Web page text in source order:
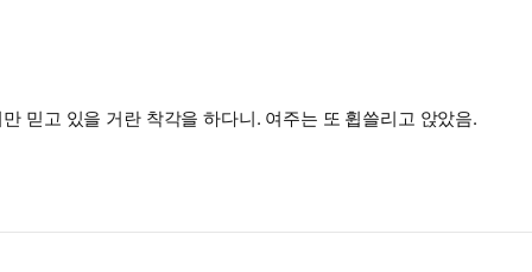
믿고 있을 거란 착각을 하다니. 여주는 또 휩쓸리고 앉았음.